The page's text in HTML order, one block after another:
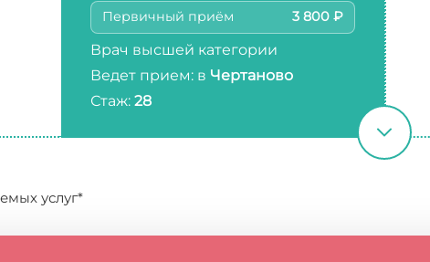
Первичный приём 3 800 ₽
Врач высшей категории
Ведет прием: в Чертаново
Стаж: 28
услуг*